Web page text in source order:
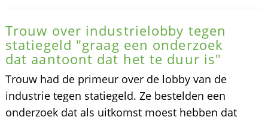
Trouw over industrielobby tegen
statiegeld "graag een onderzoek
dat aantoont dat het te duur is"
Trouw had de primeur over de lobby van de
industrie tegen statiegeld. Ze bestelden een
onderzoek dat als uitkomst moest hebben dat